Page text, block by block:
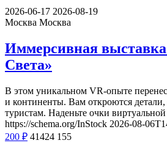
2026-06-17 2026-08-19
Москва Москва
Иммерсивная выставка
Света»
В этом уникальном VR-опыте
и континенты. Вам откроются
туристам. Наденьте очки
https://schema.org/InStock 2026-08-
200 ₽ 41424 155